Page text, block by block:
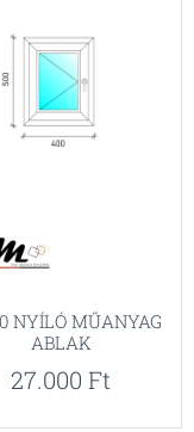
NYÍLÓ MŰANYAG
ABLAK
27.000 Ft